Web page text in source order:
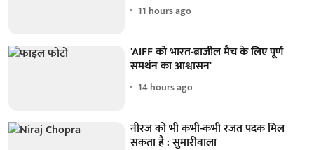
11 hours ago
'AIFF को भारत-ब्राजील मैच के लिए पूर्ण
समर्थन का आश्वासन'
14 hours ago
नीरज को भी कभी-कभी रजत पदक मिल
सकता है : सुमारीवाला